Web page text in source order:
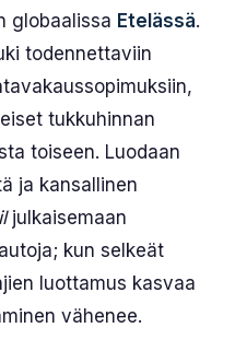
globaalissa Etelässä.
todennettaviin
tukkuhinnan
toiseen. Luodaan
ja kansallinen
julkaisemaan
kun selkeät
luottamus kasvaa
vähenee.